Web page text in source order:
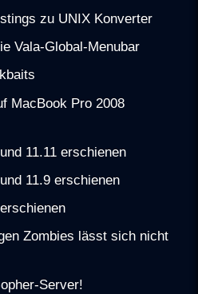
zu UNIX Konverter
Vala-Global-Menubar
MacBook Pro 2008
11.11 erschienen
11.9 erschienen
Zombies lässt sich nicht
Server!